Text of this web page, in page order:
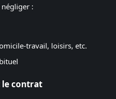
:
travail, loisirs, etc.
le contrat